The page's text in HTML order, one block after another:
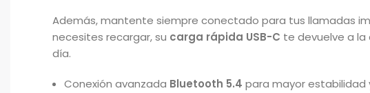
Además, mantente siempre conectado para tus llamadas
necesites recargar, su carga rápida USB-C te devuelve a la
día.
Conexión avanzada Bluetooth 5.4 para mayor estabilidad